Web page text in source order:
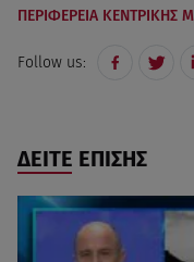
ΠΕΡΙΦΕΡΕΙΑ ΚΕΝΤΡΙΚΗΣ
Follow us:
ΔΕΙΤΕ ΕΠΙΣΗΣ